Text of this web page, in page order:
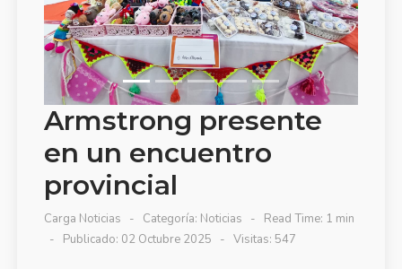
Armstrong presente
en un encuentro
provincial
Carga Noticias Categoría:
Publicado: 02 Octubre 2025
Visitas: 547